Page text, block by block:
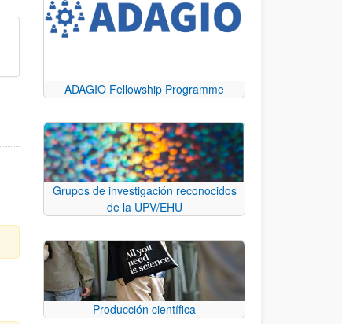
ADAGIO Fellowship Programme
Grupos de investigación reconocidos
de la UPV/EHU
Producción científica